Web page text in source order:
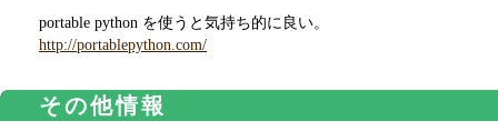
portable python を使うと気持ち的に良い。
http://portablepython.com/
その他情報